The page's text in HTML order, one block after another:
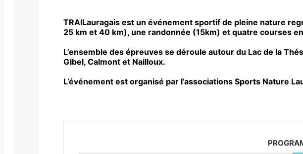
TRAILauragais est un événement sportif de pleine nature
25 km et 40 km), une randonnée (15km) et quatre courses
L’ensemble des épreuves se déroule autour du Lac de la
Gibel, Calmont et Nailloux.
L’événement est organisé par l’associations Sports Nature